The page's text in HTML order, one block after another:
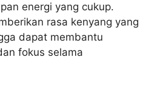
energi yang cukup.
rasa kenyang yang
dapat membantu
fokus selama